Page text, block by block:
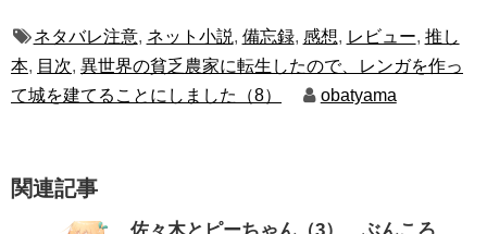
ネタバレ注意, ネット小説, 備忘録, 感想, レビュー, 推し
本, 目次, 異世界の貧乏農家に転生したので、レンガを作っ
て城を建てることにしました（8）
obatyama
関連記事